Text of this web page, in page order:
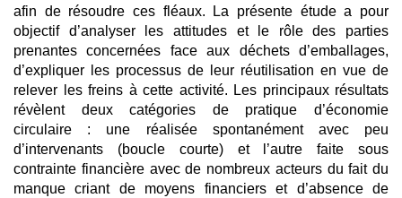
afin de résoudre ces fléaux. La présente étude a pour
objectif d’analyser les attitudes et le rôle des parties
prenantes concernées face aux déchets d’emballages,
d’expliquer les processus de leur réutilisation en vue de
relever les freins à cette activité. Les principaux résultats
révèlent deux catégories de pratique d’économie
circulaire : une réalisée spontanément avec peu
d’intervenants (boucle courte) et l’autre faite sous
contrainte financière avec de nombreux acteurs du fait du
manque criant de moyens financiers et d’absence de